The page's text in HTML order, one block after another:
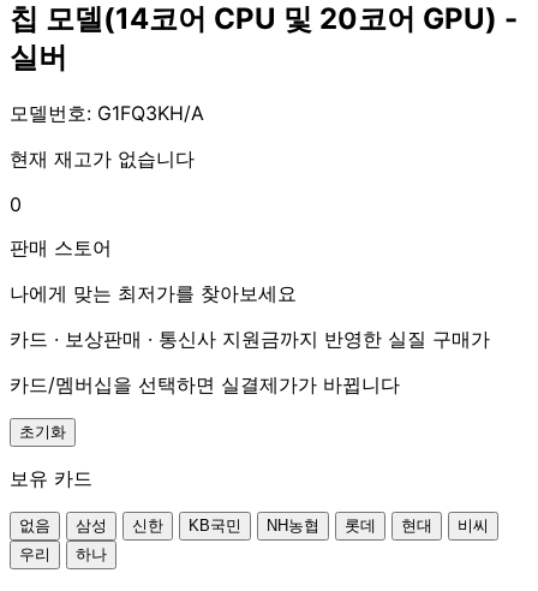
칩 모델(14코어 CPU 및 20코어 GPU) -
실버
모델번호: G1FQ3KH/A
현재 재고가 없습니다
0
판매 스토어
나에게 맞는 최저가를 찾아보세요
카드 · 보상판매 · 통신사 지원금까지 반영한 실질 구매가
카드/멤버십을 선택하면 실결제가가 바뀝니다
초기화
보유 카드
없음 삼성 신한 KB국민 NH농협 롯데 현대
비씨
우리
하나